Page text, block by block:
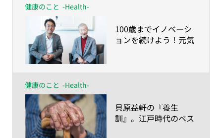
健康のこと -Health-
​100歳までイノベーシ
ョンを続けよう！元気
健康のこと -Health-
​貝原益軒の『養生
訓』。江戸時代のベス